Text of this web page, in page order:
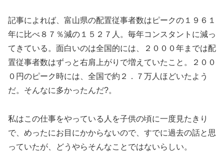
記事によれば、富山県の配置従事者数はピークの１９６１
年に比べ８７％減の１５２７人。毎年コンスタントに減っ
てきている。面白いのは全国的には、２０００年までは配
置従事者数はずっと右肩上がりで増えていたこと。２００
０円のピーク時には、全国で約２．７万人ほどいたよう
だ。そんなに多かったんだ?。
私はこの仕事をやっている人を子供の頃に一度見たきり
で、めったにお目にかからないので、すでに過去の話と思
っていたが、どうやらそんなことではないらしい。